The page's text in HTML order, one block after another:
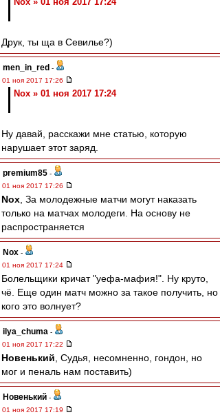
Друк, ты ща в Севилье?)
men_in_red -
01 ноя 2017 17:26
Nox » 01 ноя 2017 17:24
Ну давай, расскажи мне статью, которую
нарушает этот заряд.
premium85 -
01 ноя 2017 17:26
Nox , За молодежные матчи могут наказать
только на матчах молодеги. На основу не
распространяется
Nox -
01 ноя 2017 17:24
Болельщики кричат "уефа-мафия!". Ну круто,
чё. Еще один матч можно за такое получить, но
кого это волнует?
ilya_chuma -
01 ноя 2017 17:22
Новенький , Судья, несомненно, гондон, но
мог и пеналь нам поставить)
Новенький -
01 ноя 2017 17:19